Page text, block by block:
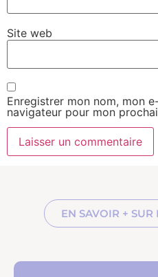
Site web
Enregistrer mon nom, mon
navigateur pour mon
EN SAVOIR +